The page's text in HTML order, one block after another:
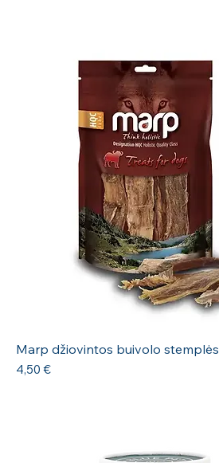
Marp džiovintos buivolo stemplės
Kaina
4,50 €